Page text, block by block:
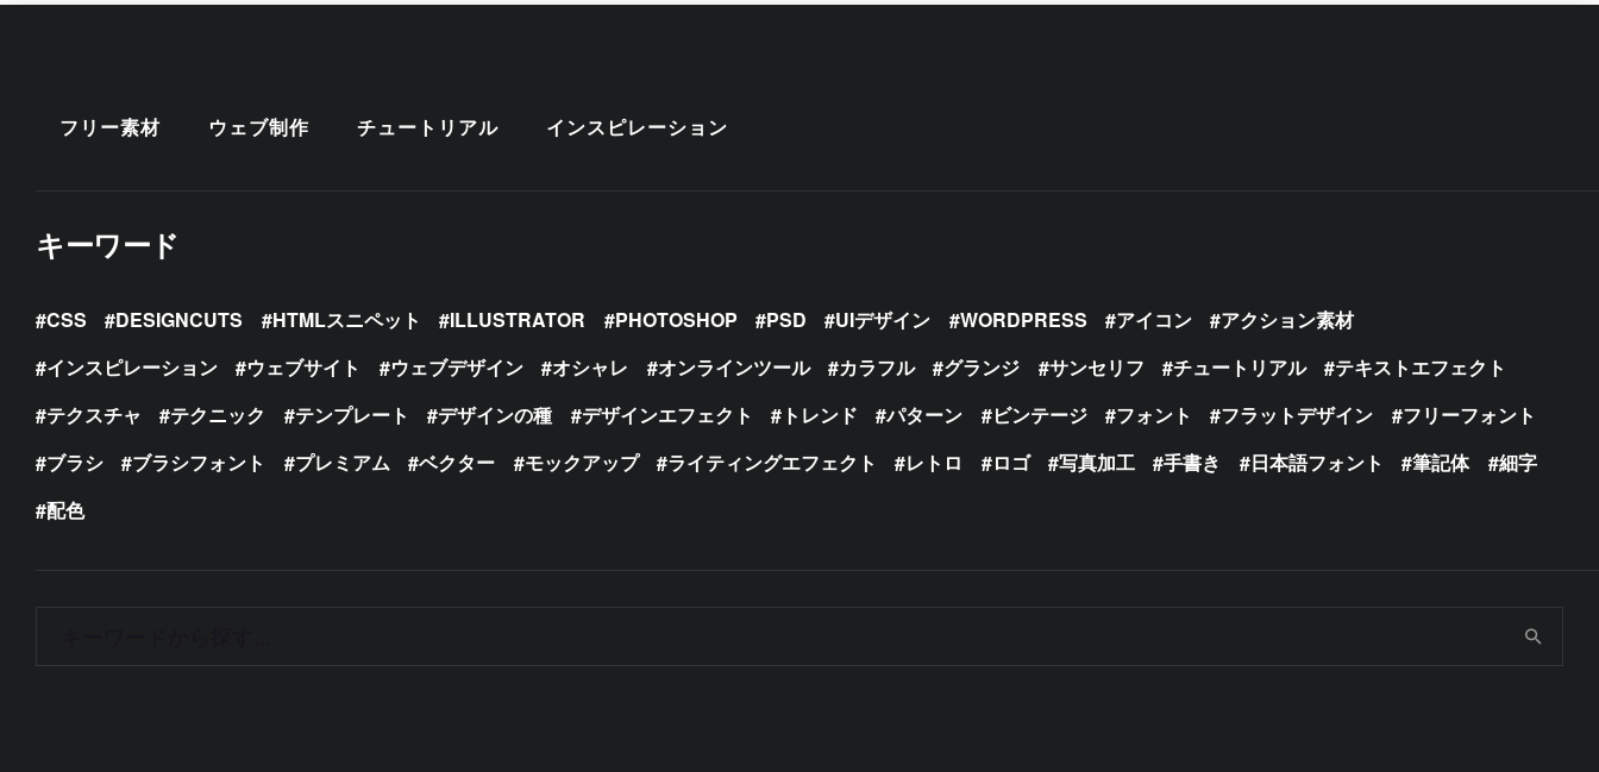
フリー素材 ウェブ制作 チュートリアル インスピレーション
キーワード
CSS DESIGNCUTS HTMLスニペット ILLUSTRATOR PHOTOSHOP PSD UIデザイン WORDPRESS アイコン
アクション素材
インスピレーション
ウェブサイト ウェブデザイン オシャレ オンラインツール カラフル グランジ サンセリフ チュートリアル
テキストエフェクト
テクスチャ
テクニック テンプレート デザインの種 デザインエフェクト トレンド パターン ビンテージ フォント フラットデザイン
フリーフォント
ブラシ
ブラシフォント プレミアム ベクター モックアップ ライティングエフェクト レトロ ロゴ 写真加工 手書き 日本語フォント 筆記体
細字
配色